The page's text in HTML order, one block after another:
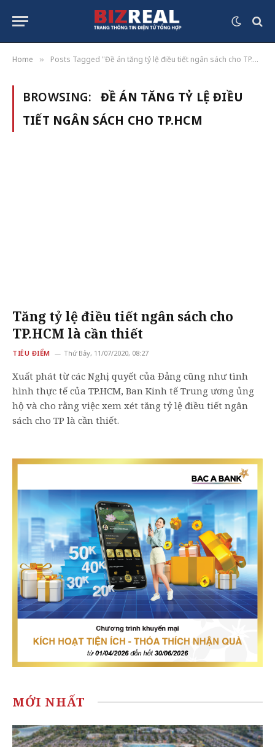
Home » Posts Tagged "Đề án tăng tỷ lệ điều tiết ngân sách cho TP.HCM"
BROWSING:
ĐỀ ÁN TĂNG TỶ LỆ ĐIỀU
TIẾT NGÂN SÁCH CHO TP.HCM
Tăng tỷ lệ điều tiết ngân sách cho
TP.HCM là cần thiết
TIÊU ĐIỂM Thứ Bảy, 11/07/2020, 08:27
Xuất phát từ các Nghị quyết của Đảng cũng như tình
hình thực tế của TP.HCM, Ban Kinh tế Trung ương ủng
hộ và cho rằng việc xem xét tăng tỷ lệ điều tiết ngân
sách cho TP là cần thiết.
MỚI NHẤT